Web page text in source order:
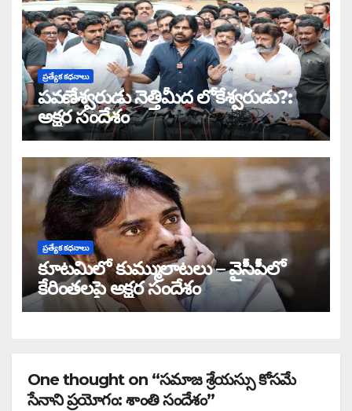
ప్రత్యేక కధనాలు
పవణేశ్వరుడు నెత్తిమీద లోకేశ్వరుడు?:
అక్షర సందేశం
ప్రత్యేక కధనాలు
కూటమిలో కుమ్ములాటలు – వైసీపీలో
కేరింతలపై అక్షర సందేశం
One thought on “సమాజ శ్రేయస్సు కోసమే
సేనాని ప్రయోగం: శాంతి సందేశం”